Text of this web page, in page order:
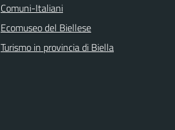
Comuni-Italiani
Ecomuseo del Biellese
Turismo in provincia di Biella